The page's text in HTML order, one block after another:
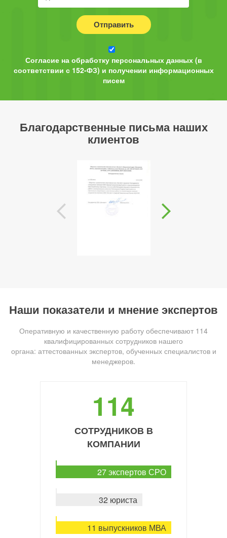
Отправить
Согласие на обработку персональных данных (в
соответствии с 152-ФЗ) и получении информационных
писем
Благодарственные письма наших
клиентов
Наши показатели и мнение экспертов
Оперативную и качественную работу обеспечивают 114
квалифицированных сотрудников нашего
органа: аттестованных экспертов, обученных специалистов и
менеджеров.
114
СОТРУДНИКОВ В
КОМПАНИИ
27 экспертов СРО
32 юриста
11 выпускников МВА